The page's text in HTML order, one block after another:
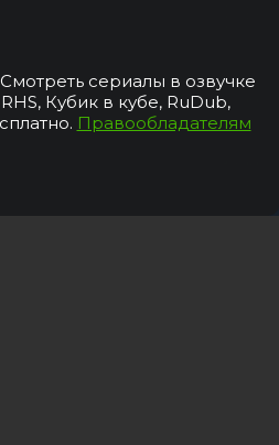
сериалы в озвучке
Кубик в кубе, RuDub,
Правообладателям